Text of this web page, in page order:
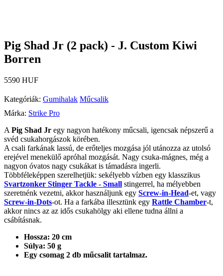
Pig Shad Jr (2 pack) - J. Custom Kiwi
Borren
5590 HUF
Kategóriák: Gumihalak Műcsalik
Márka: Strike Pro
A Pig Shad Jr egy nagyon hatékony műcsali, igencsak népszerű a
svéd csukahorgászok körében.
A csali farkának lassú, de erőteljes mozgása jól utánozza az utolsó
erejével menekülő apróhal mozgását. Nagy csuka-mágnes, még a
nagyon óvatos nagy csukákat is támadásra ingerli.
Többféleképpen szerelhetjük: sekélyebb vízben egy klasszikus
Svartzonker Stinger Tackle - Small stingerrel, ha mélyebben
szeretnénk vezetni, akkor használjunk egy Screw-in-Head-et, vagy
Screw-in-Dots-ot. Ha a farkába illesztünk egy Rattle Chamber-t,
akkor nincs az az idős csukahölgy aki ellene tudna állni a
csábításnak.
Hossza: 20 cm
Súlya: 50 g
Egy csomag 2 db műcsalit tartalmaz.